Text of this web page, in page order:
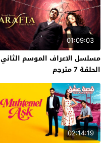
01:09:03
مسلسل الاعراف الموسم الثاني
الحلقة 7 مترجم
02:14:19